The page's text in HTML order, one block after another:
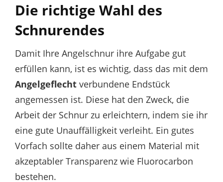
Die richtige Wahl des
Schnurendes
Damit Ihre Angelschnur ihre Aufgabe gut
erfüllen kann, ist es wichtig, dass das mit dem
Angelgeflecht verbundene Endstück
angemessen ist. Diese hat den Zweck, die
Arbeit der Schnur zu erleichtern, indem sie ihr
eine gute Unauffälligkeit verleiht. Ein gutes
Vorfach sollte daher aus einem Material mit
akzeptabler Transparenz wie Fluorocarbon
bestehen.